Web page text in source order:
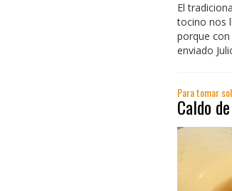
El
tocino nos
porque
enviado
Para tomar
Caldo